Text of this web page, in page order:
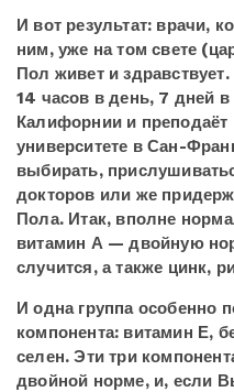
И вот результат: врачи,
ним, уже на том свете
Пол живет и
14 часов в день, 7 дней
Калифорнии и
университете в Сан-
выбирать,
докторов или же
Пола. Итак, вполне
витамин А — двойную
случится, а также цинк,
И одна группа особенно
компонента: витамин Е,
селен. Эти три
двойной норме, и, если